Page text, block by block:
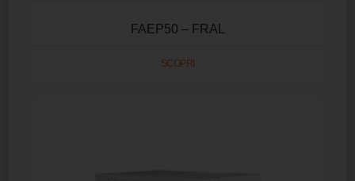
FAEP50 – FRAL
SCOPRI